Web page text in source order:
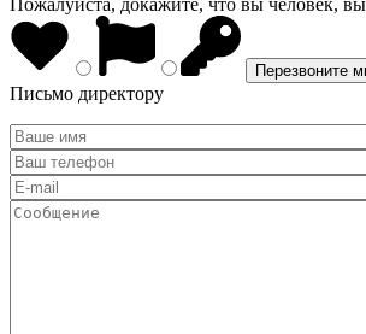
Пожалуйста, докажите, что вы человек,
Письмо директору